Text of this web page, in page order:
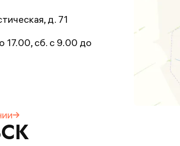
д. 71
17.00, сб. с 9.00 до